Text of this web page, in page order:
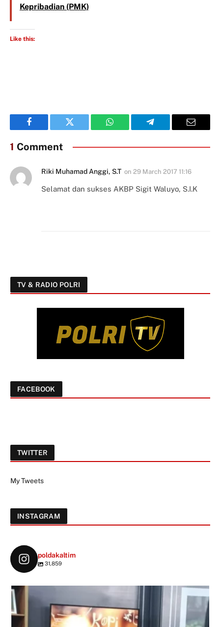
Kepribadian (PMK)
Like this:
Facebook Twitter WhatsApp Telegram Email
1 Comment
Riki Muhamad Anggi, S.T on 29 March 2017 11:16
Selamat dan sukses AKBP Sigit Waluyo, S.I.K
TV & RADIO POLRI
FACEBOOK
TWITTER
My Tweets
INSTAGRAM
poldakaltim
31,859